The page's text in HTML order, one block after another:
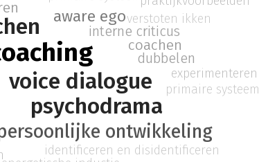
voice dialogue
psychodrama
ontwikkeling
aware ego
interne criticus
coachen
dubbelen
identificeren en disidentificeren
experimenteren
verstoten ikken
primaire systeem